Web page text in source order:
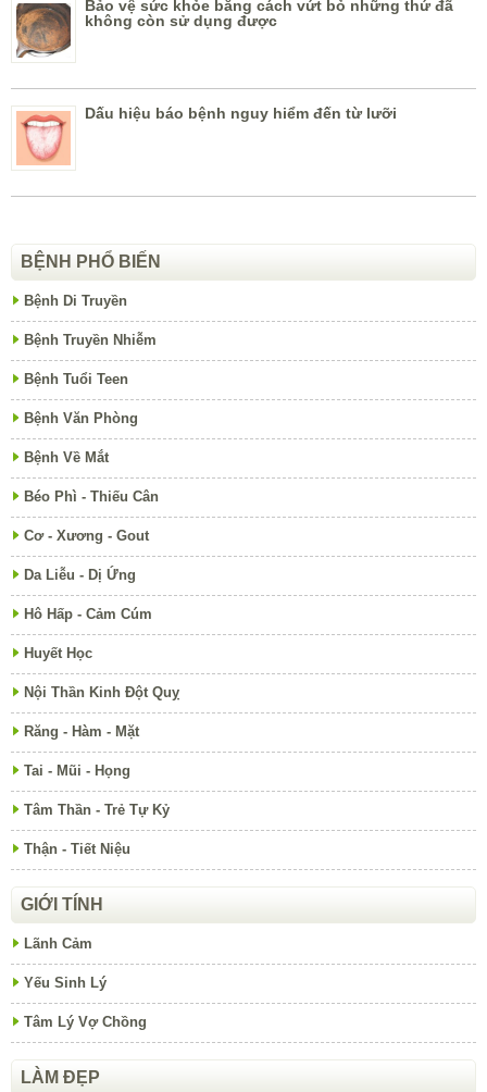
Bảo vệ sức khỏe bằng cách vứt bỏ những thứ đã
không còn sử dụng được
Dấu hiệu báo bệnh nguy hiểm đến từ lưỡi
BỆNH PHỔ BIẾN
Bệnh Di Truyền
Bệnh Truyền Nhiễm
Bệnh Tuổi Teen
Bệnh Văn Phòng
Bệnh Về Mắt
Béo Phì - Thiếu Cân
Cơ - Xương - Gout
Da Liễu - Dị Ứng
Hô Hấp - Cảm Cúm
Huyết Học
Nội Thần Kinh Đột Quỵ
Răng - Hàm - Mặt
Tai - Mũi - Họng
Tâm Thần - Trẻ Tự Kỷ
Thận - Tiết Niệu
GIỚI TÍNH
Lãnh Cảm
Yếu Sinh Lý
Tâm Lý Vợ Chồng
LÀM ĐẸP